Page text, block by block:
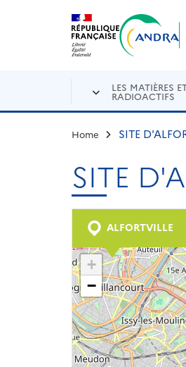
Aller au contenu principal
LES MATIÈRES
RADIOACTIFS
Home SITE
SITE
ALFORTVILLE
+
−